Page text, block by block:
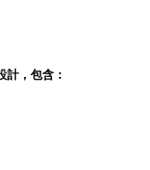
計，包含：